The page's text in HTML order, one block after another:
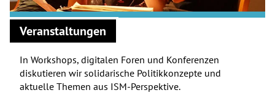
Veranstaltungen
In Workshops, digitalen Foren und Konferenzen
diskutieren wir solidarische Politikkonzepte und
aktuelle Themen aus ISM-Perspektive.